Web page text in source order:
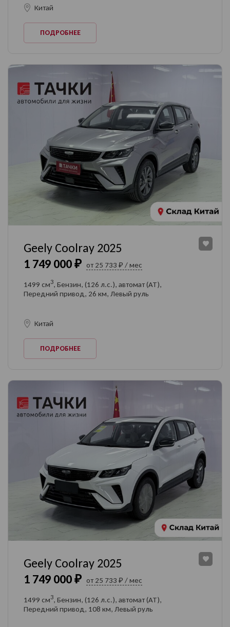
Китай
ПОДРОБНЕЕ
1 749 000 ₽ от 25 733 ₽ / мес
Geely Coolray 2025
1499 см3, Бензин, (126 л.с.), автомат (AT),
Передний привод, 26 км, Левый руль
Китай
ПОДРОБНЕЕ
1 749 000 ₽ от 25 733 ₽ / мес
Geely Coolray 2025
1499 см3, Бензин, (126 л.с.), автомат (AT),
Передний привод, 108 км, Левый руль